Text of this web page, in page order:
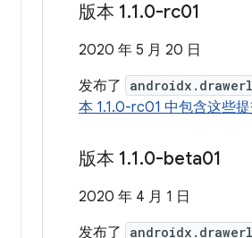
版本 1.1.0-rc01
2020 年 5 月 20 日
发布了
本 1.1.0-rc01 中包含这些
版本 1.1.0-beta01
2020 年 4 月 1 日
发布了